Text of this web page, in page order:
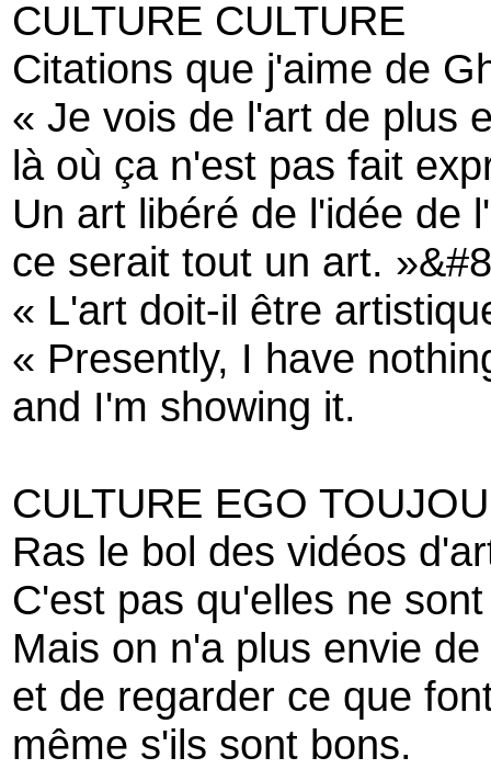
CULTURE CULTURE
Citations que j'aime de
« Je vois de l'art de plus
là où ça n'est pas fait
Un art libéré de l'idée de
ce serait tout un art.
« L'art doit-il être
« Presently, I have
and I'm showing it.
CULTURE EGO
Ras le bol des vidéos
C'est pas qu'elles ne
Mais on n'a plus envie
et de regarder ce que
même s'ils sont bons.